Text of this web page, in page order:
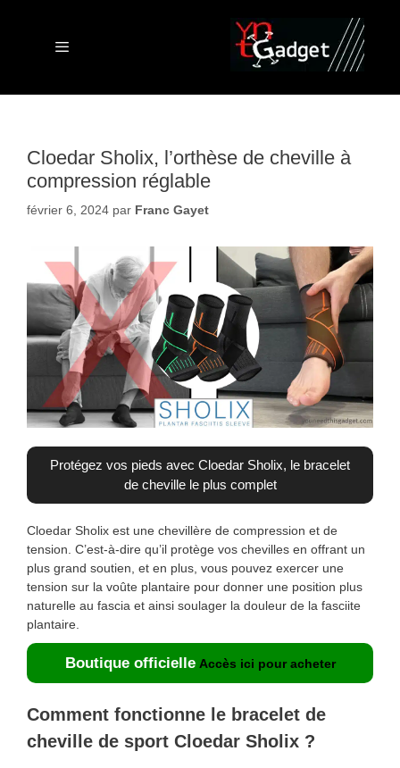
Menu
Cloedar Sholix, l’orthèse de cheville à
compression réglable
février 6, 2024 par Franc Gayet
Protégez vos pieds avec Cloedar Sholix, le bracelet
de cheville le plus complet
Cloedar Sholix est une chevillère de compression et de
tension. C’est-à-dire qu’il protège vos chevilles en offrant un
plus grand soutien, et en plus, vous pouvez exercer une
tension sur la voûte plantaire pour donner une position plus
naturelle au fascia et ainsi soulager la douleur de la fasciite
plantaire.
Boutique officielle Accès ici pour acheter
Comment fonctionne le bracelet de
cheville de sport Cloedar Sholix ?